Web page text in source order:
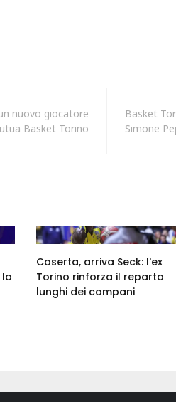
nuovo giocatore
Basket Torino
Basket
Simone
Caserta, arriva Seck: l'ex
Torino rinforza il reparto
lunghi dei campani